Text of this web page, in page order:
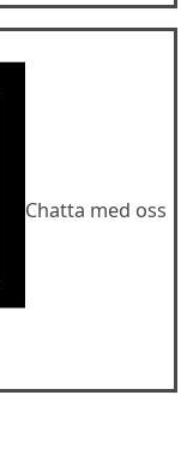
Chatta med oss